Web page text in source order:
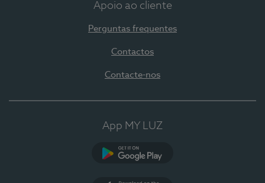
Apoio ao cliente
Perguntas frequentes
Contactos
Contacte-nos
App MY LUZ